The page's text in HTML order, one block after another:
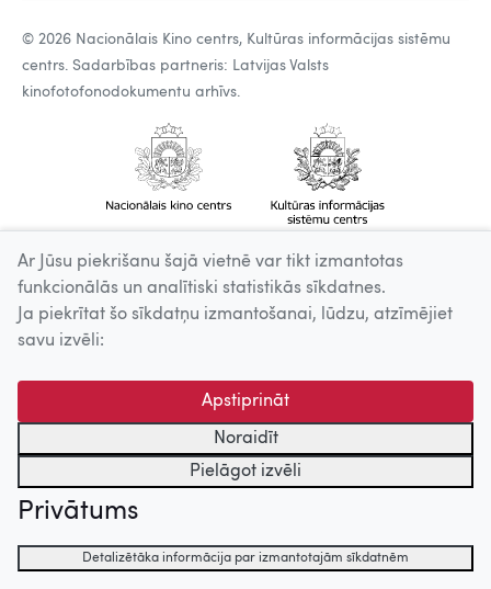
© 2026 Nacionālais Kino centrs, Kultūras informācijas sistēmu
centrs. Sadarbības partneris: Latvijas Valsts
kinofotofonodokumentu arhīvs.
Ar Jūsu piekrišanu šajā vietnē var tikt izmantotas
funkcionālās un analītiski statistikās sīkdatnes.
Ja piekrītat šo sīkdatņu izmantošanai, lūdzu, atzīmējiet
savu izvēli:
Apstiprināt
Noraidīt
Pielāgot izvēli
Privātums
Detalizētāka informācija par izmantotajām sīkdatnēm